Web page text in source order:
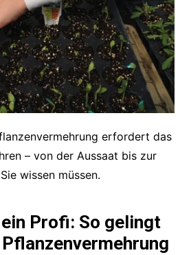
erfordert das
– von der Aussaat bis zur
wissen müssen.
Profi: So gelingt